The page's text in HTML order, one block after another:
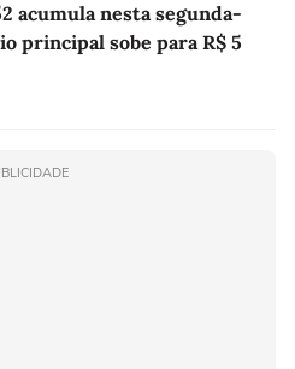
acumula nesta segunda-
principal sobe para R$ 5